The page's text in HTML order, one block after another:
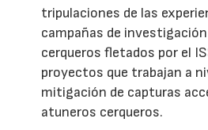
tripulaciones de las
campañas de
cerqueros fletados por el
proyectos que trabajan a
mitigación de capturas
atuneros cerqueros.